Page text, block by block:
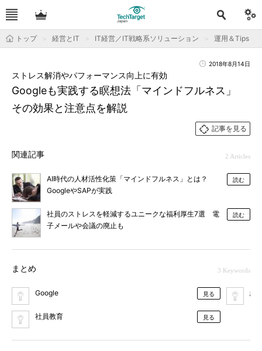
トップ 経営とIT IT経営／IT戦略系ソリューション 運用＆Tips
2018年8月14日
Googleも実践する瞑想法「マインドフルネス」
その効果と注意点を解説
ストレス解消やパフォーマンス向上に有効
記事を見る
関連記事 2 Articles
AI時代の人材活性化策「マインドフルネス」とは？
GoogleやSAPが実践
読む
社員のストレスを軽減するユニークな福利厚生7選 電
子メールや会議の廃止も
読む
まとめ 3 Keywords
Google 見る
社員教育 見る
経